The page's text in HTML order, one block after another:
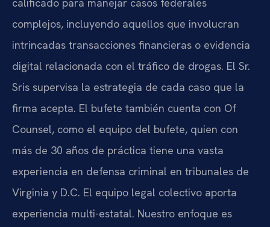
calificado para manejar casos federales
complejos, incluyendo aquellos que involucran
intrincadas transacciones financieras o evidencia
digital relacionada con el tráfico de drogas. El Sr.
Sris supervisa la estrategia de cada caso que la
firma acepta. El bufete también cuenta con Of
Counsel, como el equipo del bufete, quien con
más de 30 años de práctica tiene una vasta
experiencia en defensa criminal en tribunales de
Virginia y D.C. El equipo legal colectivo aporta
experiencia multi-estatal. Nuestro enfoque es